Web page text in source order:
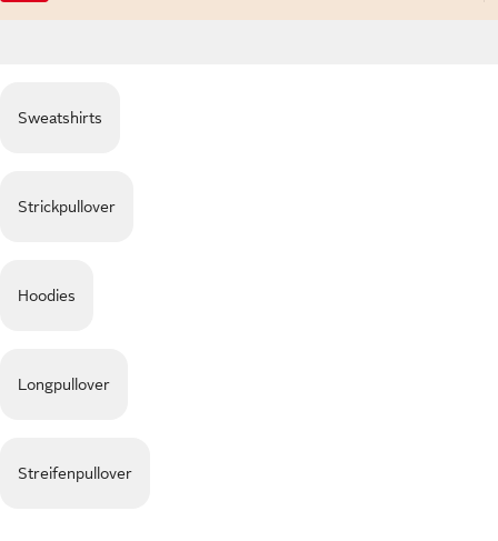
Sweatshirts
Strickpullover
Hoodies
Longpullover
Streifenpullover